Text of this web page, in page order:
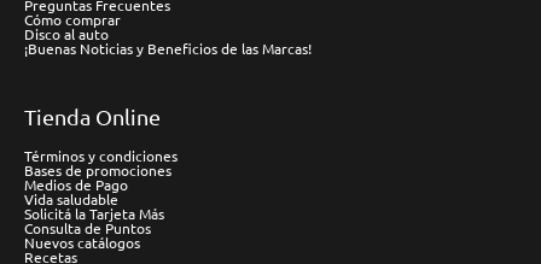
Preguntas Frecuentes
Cómo comprar
Disco al auto
¡Buenas Noticias y Beneficios de las Marcas!
Tienda Online
Términos y condiciones
Bases de promociones
Medios de Pago
Vida saludable
Solicitá la Tarjeta Más
Consulta de Puntos
Nuevos catálogos
Recetas